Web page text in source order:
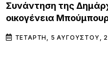
Συνάντηση της
οικογένεια
ΤΕΤΆΡΤΗ, 5 ΑΥΓΟΎΣΤΟΥ,